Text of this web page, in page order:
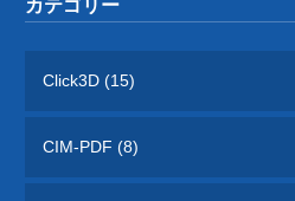
カテゴリー
Click3D (15)
CIM-PDF (8)